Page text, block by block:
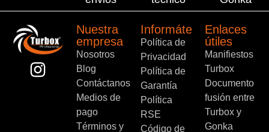
Nuestra
empresa
Nosotros
Blog
Contáctanos
Medios de
pago
Términos y
Informáte
Política de
Privacidad
Política de
Garantía
Política
RSE
Código de
Enlaces
útiles
Manifiestos
Turbox
Documento
fusión entre
Turbox y
Gonka